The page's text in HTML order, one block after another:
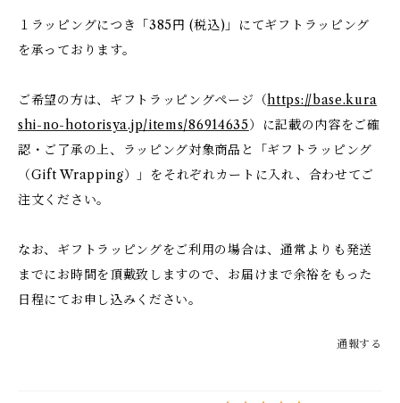
１ラッピングにつき「385円 (税込)」にてギフトラッピング
を承っております。
ご希望の方は、ギフトラッピングページ（https://base.kura
shi-no-hotorisya.jp/items/86914635）に記載の内容をご確
認・ご了承の上、ラッピング対象商品と「ギフトラッピング
（Gift Wrapping）」をそれぞれカートに入れ、合わせてご
注文ください。
なお、ギフトラッピングをご利用の場合は、通常よりも発送
までにお時間を頂戴致しますので、お届けまで余裕をもった
日程にてお申し込みください。
通報する